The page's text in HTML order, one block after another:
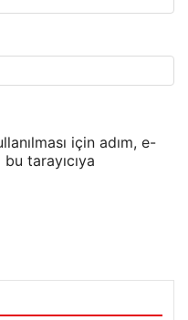
için adım, e-
tarayıcıya